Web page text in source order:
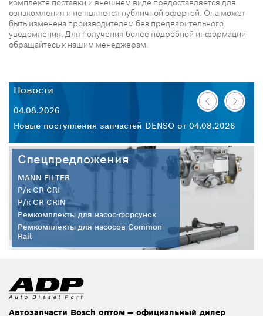
комплекте поставки и внешнем виде предоставляется для
ознакомления и не является публичной офертой. Она может
быть изменена производителем без предварительного
уведомления. Для получения более подробной информации
обращайтесь к нашим менеджерам.
Новости
04.08.2026
Новые поступления запчастей DENSO от 04.08.2026
Спецпредложения
MANN FILTER
Р/к CR CRI
Р/к CR CRIN
Ремкомплекты для насос-форсунок
Ремкомплекты для насосов Common
Rail
Автозапчасти Bosch оптом — официальный дилер